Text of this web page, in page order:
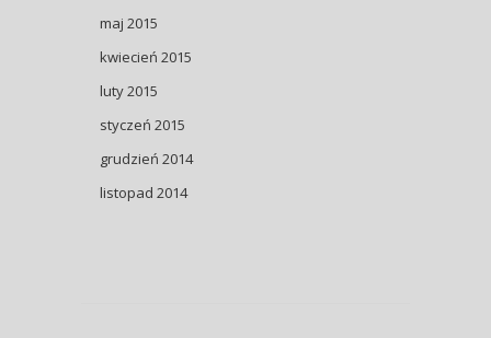
maj 2015
kwiecień 2015
luty 2015
styczeń 2015
grudzień 2014
listopad 2014